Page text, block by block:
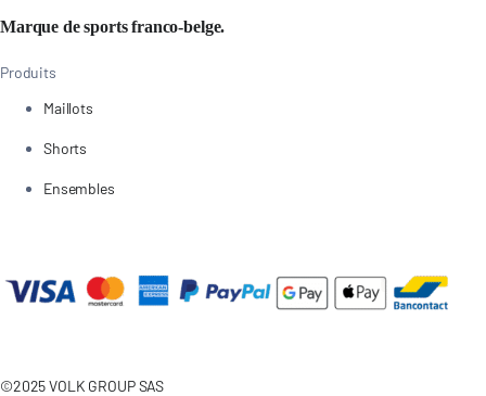
Marque de sports franco-belge.
Produits
Maillots
Shorts
Ensembles
©2025 VOLK GROUP SAS